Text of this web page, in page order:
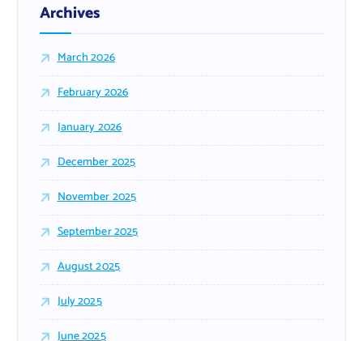
Archives
March 2026
February 2026
January 2026
December 2025
November 2025
September 2025
August 2025
July 2025
June 2025